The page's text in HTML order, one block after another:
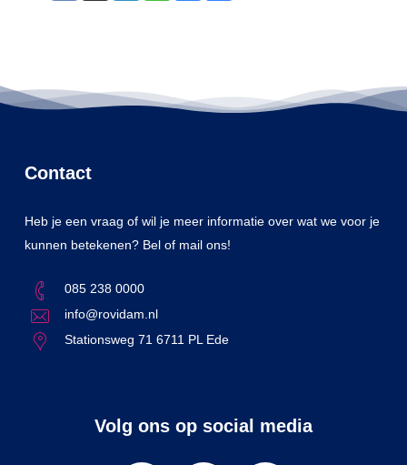
Contact
Heb je een vraag of wil je meer informatie over wat we voor je
kunnen betekenen? Bel of mail ons!
085 238 0000
info@rovidam.nl
Stationsweg 71 6711 PL Ede
Volg ons op social media